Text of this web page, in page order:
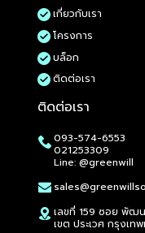
ราคา
฿1,965.00
ราคา
฿7,650.00
ราคา
฿2,510.00
ราคา
฿2,625.00
ราคา
฿3,600.00
ราคา
฿8,590.00
ราคา
฿3,180.00
ราคา
฿3,130.00
ราคา
฿3,250.00
ราคา
฿4,345.00
ราคา
฿4,200.00
ราคา
฿8,495.00
ราคา
฿15,295.00
ราคา
฿25,180.00
ราคา
฿5,720.00
ราคา
฿3,415.00
ราคา
฿4,600.00
ราคา
฿7,600.00
ราคา
฿6,285.00
ราคา
฿5,730.00
ราคา
฿8,460.00
ราคา
฿12,650.00
ราคา
฿27,650.00
ราคา
฿1,945.00
ราคา
฿1,930.00
ราคา
฿2,650.00
ราคา
฿2,355.00
ราคา
฿3,475.00
ราคา
฿3,415.00
เกี่ยวกับเรา
โครงการ
บล็อก
ติดต่อเรา
ติดต่อเรา
093-574-6553
021253309
Line: @greenwill
เลขที่ 159 ซอย พัฒ
เขต ประเวศ กรุงเท